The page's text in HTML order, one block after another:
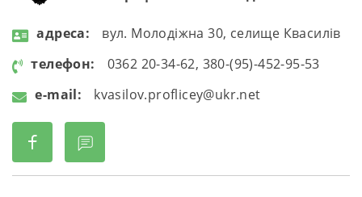
aдресa:
вул. Молодіжна 30, селище Квасилів
телефон:
0362 20-34-62, 380-(95)-452-95-53
e-mail:
kvasilov.proflicey@ukr.net